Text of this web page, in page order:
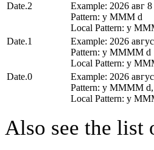
Date.2
Example: 2026 авг 8
Pattern: y MMM d
Local Pattern: y
Date.1
Example: 2026
Pattern: y MMMM d
Local Pattern: y
Date.0
Example: 2026
Pattern: y MMMM
Local Pattern: y
Also see the list